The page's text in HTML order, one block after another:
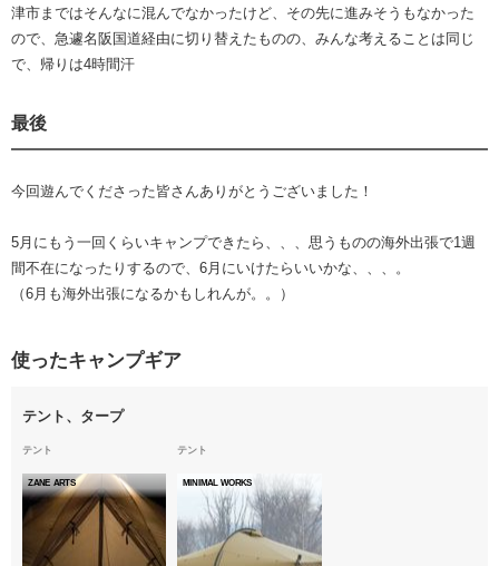
津市まではそんなに混んでなかったけど、その先に進みそうもなかった
ので、急遽名阪国道経由に切り替えたものの、みんな考えることは同じ
で、帰りは4時間汗
最後
今回遊んでくださった皆さんありがとうございました！
5月にもう一回くらいキャンプできたら、、、思うものの海外出張で1週
間不在になったりするので、6月にいけたらいいかな、、、。
（6月も海外出張になるかもしれんが。。）
使ったキャンプギア
テント、タープ
テント
ZANE ARTS
テント
MINIMAL WORKS